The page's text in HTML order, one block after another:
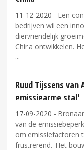
11-12-2020 - Een
bedrijven wil een
diervriendelijk
China ontwikkelen.
Ruud Tijssens
emissiearme stal'
17-09-2020 -
van de
om emissiefactoren
frustrerend. 'Het